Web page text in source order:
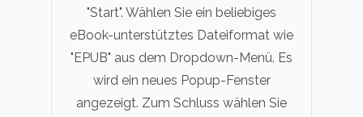
"Start". Wählen Sie ein beliebiges
eBook-unterstütztes Dateiformat wie
"EPUB" aus dem Dropdown-Menü. Es
wird ein neues Popup-Fenster
angezeigt. Zum Schluss wählen Sie